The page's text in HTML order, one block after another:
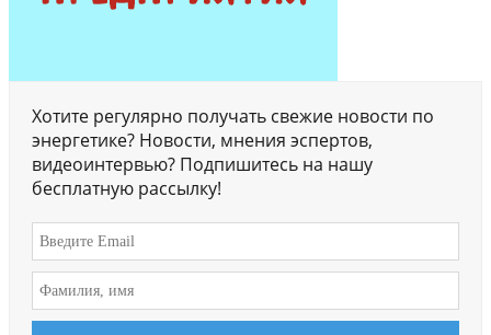
Хотите регулярно получать свежие новости по
энергетике? Новости, мнения эспертов,
видеоинтервью? Подпишитесь на нашу
бесплатную рассылку!